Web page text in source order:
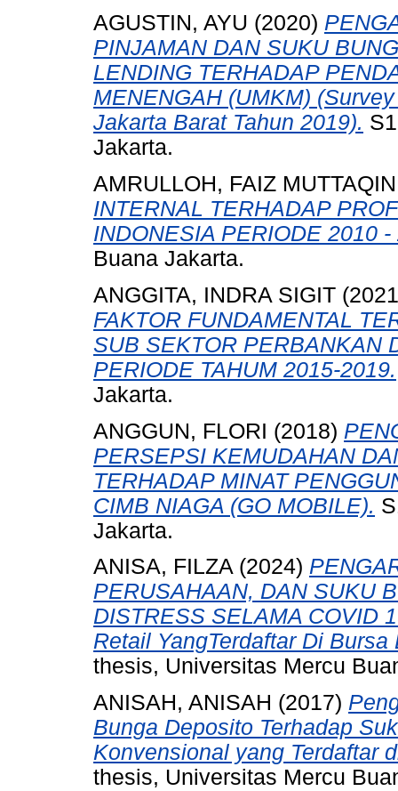
AGUSTIN, AYU (2020)
PINJAMAN DAN SUKU
LENDING TERHADAP
MENENGAH (UMKM)
Jakarta Barat Tahun 2019).
Jakarta.
AMRULLOH, FAIZ MUTTAQIN
INTERNAL TERHADAP
INDONESIA PERIODE 2010 -
Buana Jakarta.
ANGGITA, INDRA SIGIT
FAKTOR FUNDAMENTAL
SUB SEKTOR PERBANKAN
PERIODE TAHUM 2015-2019.
Jakarta.
ANGGUN, FLORI (2018)
PERSEPSI KEMUDAHAN
TERHADAP MINAT
CIMB NIAGA (GO MOBILE).
Jakarta.
ANISA, FILZA (2024)
PERUSAHAAN, DAN SUKU
DISTRESS SELAMA COVID
Retail YangTerdaftar Di
thesis, Universitas Mercu
ANISAH, ANISAH (2017)
Bunga Deposito Terhadap
Konvensional yang Terdaftar
thesis, Universitas Mercu